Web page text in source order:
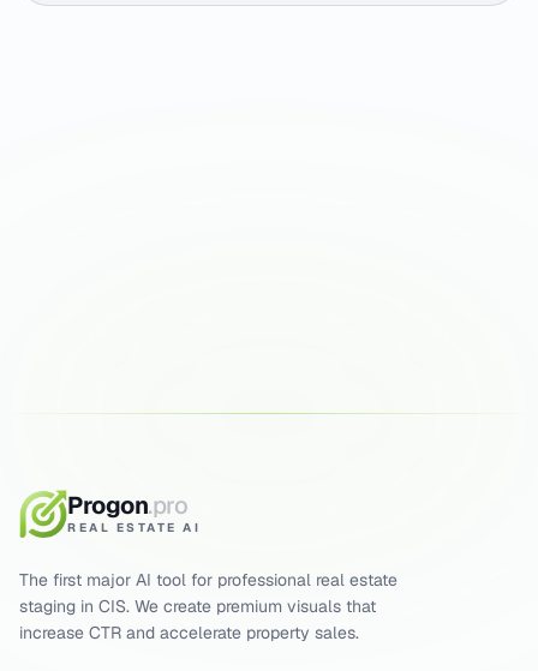
Progon.pro
REAL ESTATE AI
The first major AI tool for professional real estate
staging in CIS. We create premium visuals that
increase CTR and accelerate property sales.